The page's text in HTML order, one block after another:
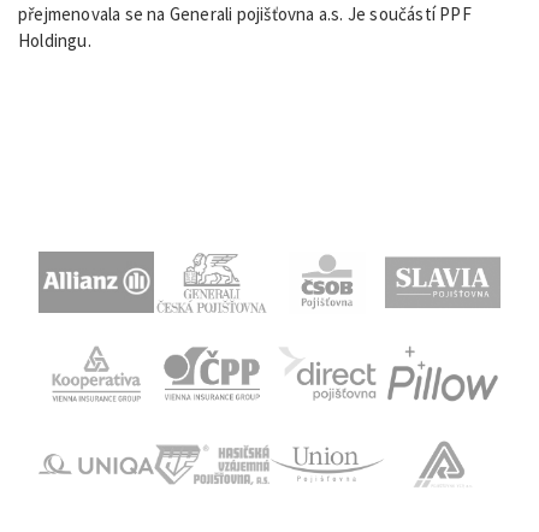
přejmenovala se na Generali pojišťovna a.s. Je součástí PPF
Holdingu.